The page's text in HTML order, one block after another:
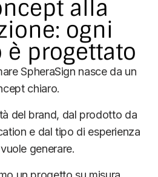
alla
ogni
progettato
SpheraSign nasce da un
chiaro.
del brand, dal prodotto da
e dal tipo di esperienza
generare.